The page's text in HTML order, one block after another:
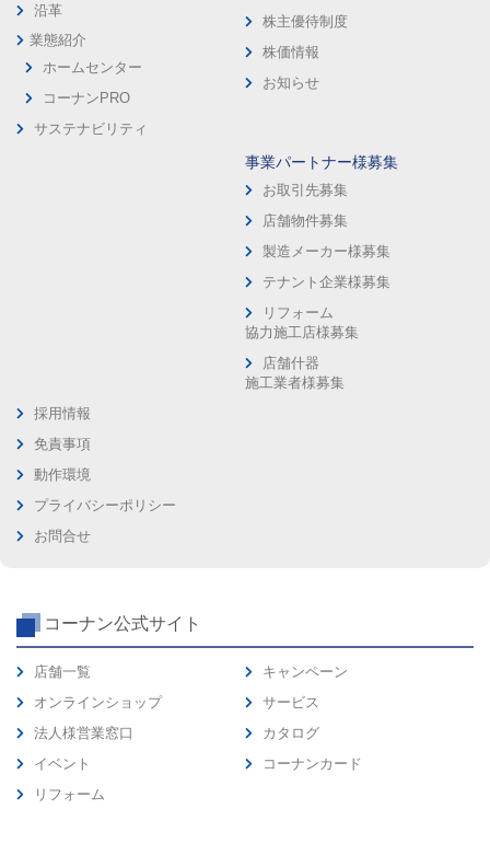
沿革
業態紹介
ホームセンター
コーナンPRO
サステナビリティ
株主優待制度
株価情報
お知らせ
事業パートナー様募集
お取引先募集
店舗物件募集
製造メーカー様募集
テナント企業様募集
リフォーム
協力施工店様募集
店舗什器
施工業者様募集
採用情報
免責事項
動作環境
プライバシーポリシー
お問合せ
コーナン公式サイト
店舗一覧
オンラインショップ
法人様営業窓口
イベント
リフォーム
キャンペーン
サービス
カタログ
コーナンカード